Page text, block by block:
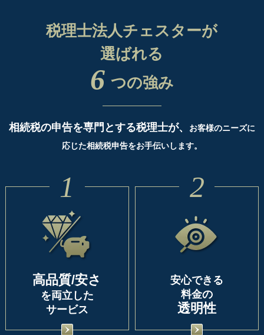
税理士法人チェスターが
選ばれる
6 つの強み
相続税の申告を専門とする税理士が、
お客様のニーズに
応じた相続税申告をお手伝いします。
1
高品質/安さ
を両立した
サービス
2
安心できる
料金の
透明性